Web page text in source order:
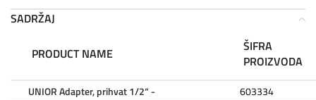
SADRŽAJ
PRODUCT NAME
ŠIFRA
PROIZVODA
UNIOR Adapter, prihvat 1/2“ -
603334